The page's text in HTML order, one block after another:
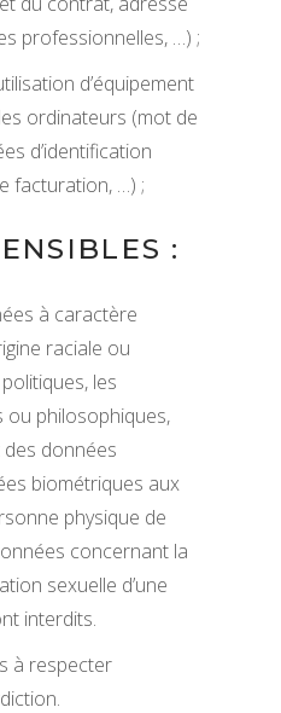
professionnelles, …) ;
d’équipement
ordinateurs (mot de
d’identification
facturation, …) ;
:
à caractère
raciale ou
les
ou philosophiques,
données
biométriques aux
physique de
concernant la
sexuelle d’une
interdits.
à respecter